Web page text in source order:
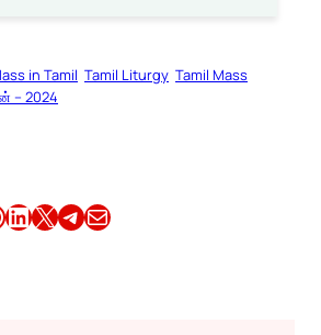
in Tamil Tamil Liturgy Tamil Mass
– 2024
Share this article on LinkedIn Share this article on X Share this article on TelegramEmail this Article